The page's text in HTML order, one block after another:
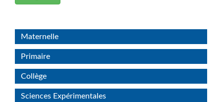
Maternelle
Primaire
Collège
Sciences Expérimentales